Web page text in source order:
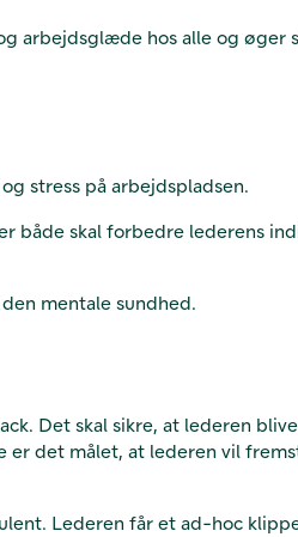
arbejdsglæde hos alle og øger
stress på arbejdspladsen.
både skal forbedre lederens
mentale sundhed.
Det skal sikre, at lederen
det målet, at lederen vil
Lederen får et ad-hoc